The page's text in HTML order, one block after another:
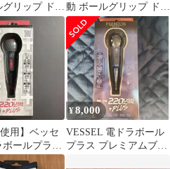
グリップ ドラ
ス 3段階切
ット1本付
ルプラス
動 ボールグリップ ドラ
イバー220USB-P1BL
使用】ベッセ
ボールプラ
P1
¥8,000
VESSEL 電ドラボール
プラス プレミアムブル